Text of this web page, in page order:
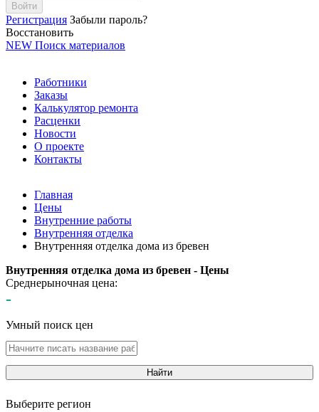
Войти
Регистрация Забыли пароль?
Восстановить
NEW Поиск материалов
Работники
Заказы
Калькулятор ремонта
Расценки
Новости
О проекте
Контакты
Главная
Цены
Внутренние работы
Внутренняя отделка
Внутренняя отделка дома из бревен
Внутренняя отделка дома из бревен - Цены
Среднерыночная цена:
-
Умный поиск цен
Найти
Выберите регион